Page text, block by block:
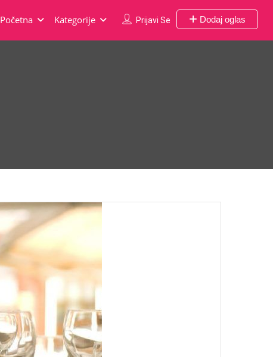
Prijavi Se Dodaj oglas
Početna Kategorije